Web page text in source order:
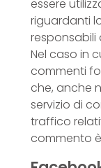
essere
riguardanti
Nel caso in
commenti
che, anche
servizio di
traffico
commento